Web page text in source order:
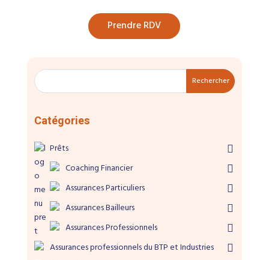
Prendre RDV
Rechercher
Catégories
Prêts
Coaching Financier
Assurances Particuliers
Assurances Bailleurs
Assurances Professionnels
Assurances professionnels du BTP et Industries